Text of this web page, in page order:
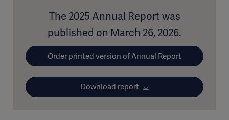
The 2025 Annual Report was
published on March 26, 2026.
Order printed version of Annual Report
Download report